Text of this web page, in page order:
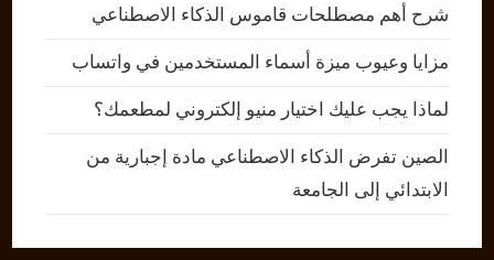
شرح أهم مصطلحات قاموس الذكاء الاصطناعي
مزايا وعيوب ميزة أسماء المستخدمين في واتساب
لماذا يجب عليك اختيار منيو إلكتروني لمطعمك؟
الصين تفرض الذكاء الاصطناعي مادة إجبارية من
الابتدائي إلى الجامعة